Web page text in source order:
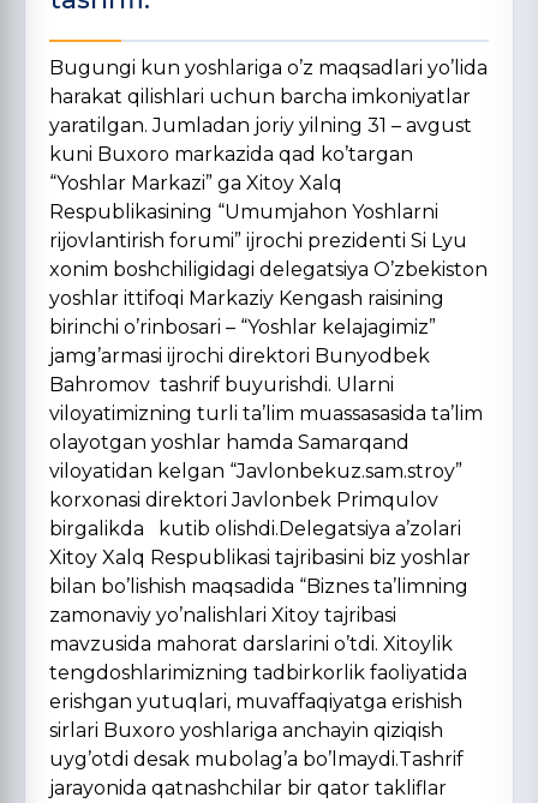
Bugungi kun yoshlariga o’z maqsadlari yo’lida
harakat qilishlari uchun barcha imkoniyatlar
yaratilgan. Jumladan joriy yilning 31 – avgust
kuni Buxoro markazida qad ko’targan
“Yoshlar Markazi” ga Xitoy Xalq
Respublikasining “Umumjahon Yoshlarni
rijovlantirish forumi” ijrochi prezidenti Si Lyu
xonim boshchiligidagi delegatsiya O’zbekiston
yoshlar ittifoqi Markaziy Kengash raisining
birinchi o’rinbosari – “Yoshlar kelajagimiz”
jamg’armasi ijrochi direktori Bunyodbek
Bahromov tashrif buyurishdi. Ularni
viloyatimizning turli ta’lim muassasasida ta’lim
olayotgan yoshlar hamda Samarqand
viloyatidan kelgan “Javlonbekuz.sam.stroy”
korxonasi direktori Javlonbek Primqulov
birgalikda kutib olishdi.Delegatsiya a’zolari
Xitoy Xalq Respublikasi tajribasini biz yoshlar
bilan bo’lishish maqsadida “Biznes ta’limning
zamonaviy yo’nalishlari Xitoy tajribasi
mavzusida mahorat darslarini o’tdi. Xitoylik
tengdoshlarimizning tadbirkorlik faoliyatida
erishgan yutuqlari, muvaffaqiyatga erishish
sirlari Buxoro yoshlariga anchayin qiziqish
uyg’otdi desak mubolag’a bo’lmaydi.Tashrif
jarayonida qatnashchilar bir qator takliflar